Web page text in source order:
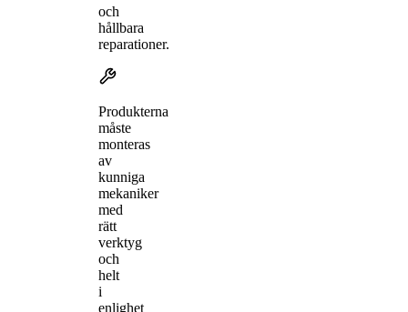
och
hållbara
reparationer.
Produkterna
måste
monteras
av
kunniga
mekaniker
med
rätt
verktyg
och
helt
i
enlighet